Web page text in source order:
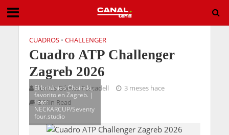
CUADROS • CHALLENGER
Cuadro ATP Challenger
Zagreb 2026
Tomás Gómez Forcadell
3 meses hace
3 Min Read
El británico Choinski,
favorito en Zagreb. |
Foto:
NECKARCUP/Seventy
four.studio